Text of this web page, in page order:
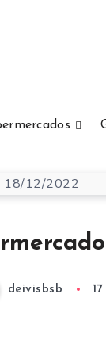
deivisbsb